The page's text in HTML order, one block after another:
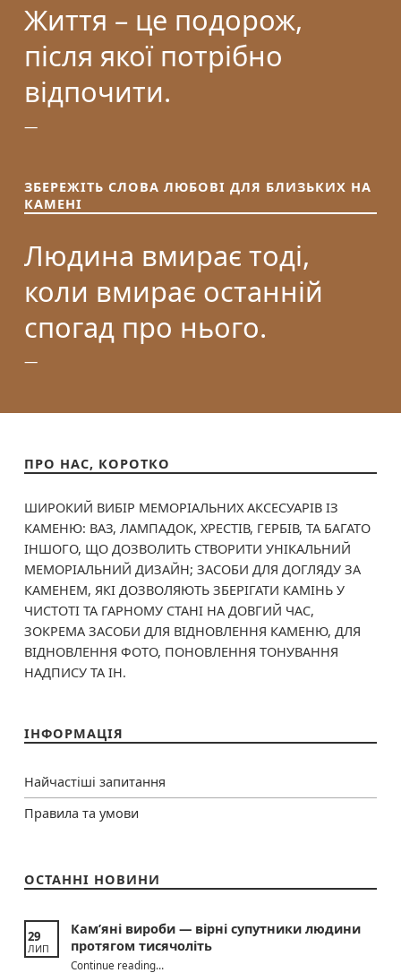
Життя – це подорож,
після якої потрібно
відпочити.
ЗБЕРЕЖІТЬ СЛОВА ЛЮБОВІ ДЛЯ БЛИЗЬКИХ НА
КАМЕНІ
Людина вмирає тоді,
коли вмирає останній
спогад про нього.
ПРО НАС, КОРОТКО
ШИРОКИЙ ВИБІР МЕМОРІАЛЬНИХ АКСЕСУАРІВ ІЗ
КАМЕНЮ: ВАЗ, ЛАМПАДОК, ХРЕСТІВ, ГЕРБІВ, ТА БАГАТО
ІНШОГО, ЩО ДОЗВОЛИТЬ СТВОРИТИ УНІКАЛЬНИЙ
МЕМОРІАЛЬНИЙ ДИЗАЙН; ЗАСОБИ ДЛЯ ДОГЛЯДУ ЗА
КАМЕНЕМ, ЯКІ ДОЗВОЛЯЮТЬ ЗБЕРІГАТИ КАМІНЬ У
ЧИСТОТІ ТА ГАРНОМУ СТАНІ НА ДОВГИЙ ЧАС,
ЗОКРЕМА ЗАСОБИ ДЛЯ ВІДНОВЛЕННЯ КАМЕНЮ, ДЛЯ
ВІДНОВЛЕННЯ ФОТО, ПОНОВЛЕННЯ ТОНУВАННЯ
НАДПИСУ ТА ІН.
ІНФОРМАЦІЯ
Найчастіші запитання
Правила та умови
ОСТАННІ НОВИНИ
29
ЛИП
Кам’яні вироби — вірні супутники людини
протягом тисячоліть
Continue reading“Кам’яні вироби — вірні супутники людини протягом тисячоліть”
…